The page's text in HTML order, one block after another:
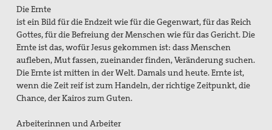
Die Ernte
ist ein Bild für die Endzeit wie für die Gegenwart, für das Reich
Gottes, für die Befreiung der Menschen wie für das Gericht. Die
Ernte ist das, wofür Jesus gekommen ist: dass Menschen
aufleben, Mut fassen, zueinander finden, Veränderung suchen.
Die Ernte ist mitten in der Welt. Damals und heute. Ernte ist,
wenn die Zeit reif ist zum Handeln, der richtige Zeitpunkt, die
Chance, der Kairos zum Guten.
Arbeiterinnen und Arbeiter